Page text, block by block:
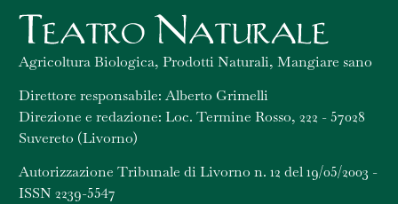
Agricoltura Biologica, Prodotti Naturali, Mangiare sano
Direttore responsabile: Alberto Grimelli
Direzione e redazione: Loc. Termine Rosso, 222 - 57028
Suvereto (Livorno)
Autorizzazione Tribunale di Livorno n. 12 del 19/05/2003 -
ISSN 2239-5547